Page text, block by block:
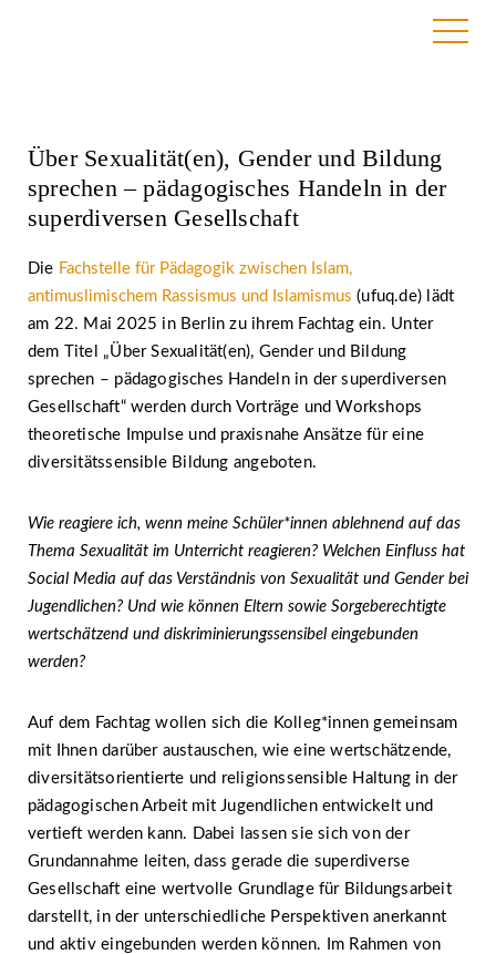
Über Sexualität(en), Gender und Bildung
sprechen – pädagogisches Handeln in der
superdiversen Gesellschaft
Die Fachstelle für Pädagogik zwischen Islam,
antimuslimischem Rassismus und Islamismus (ufuq.de) lädt
am 22. Mai 2025 in Berlin zu ihrem Fachtag ein. Unter
dem Titel „Über Sexualität(en), Gender und Bildung
sprechen – pädagogisches Handeln in der superdiversen
Gesellschaft“ werden durch Vorträge und Workshops
theoretische Impulse und praxisnahe Ansätze für eine
diversitätssensible Bildung angeboten.
Wie reagiere ich, wenn meine Schüler*innen ablehnend auf das
Thema Sexualität im Unterricht reagieren? Welchen Einfluss hat
Social Media auf das Verständnis von Sexualität und Gender bei
Jugendlichen? Und wie können Eltern sowie Sorgeberechtigte
wertschätzend und diskriminierungssensibel eingebunden
werden?
Auf dem Fachtag wollen sich die Kolleg*innen gemeinsam
mit Ihnen darüber austauschen, wie eine wertschätzende,
diversitätsorientierte und religionssensible Haltung in der
pädagogischen Arbeit mit Jugendlichen entwickelt und
vertieft werden kann. Dabei lassen sie sich von der
Grundannahme leiten, dass gerade die superdiverse
Gesellschaft eine wertvolle Grundlage für Bildungsarbeit
darstellt, in der unterschiedliche Perspektiven anerkannt
und aktiv eingebunden werden können. Im Rahmen von